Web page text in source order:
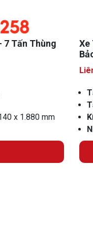
7 Tấn Thùng
x 1.880 mm
Xe